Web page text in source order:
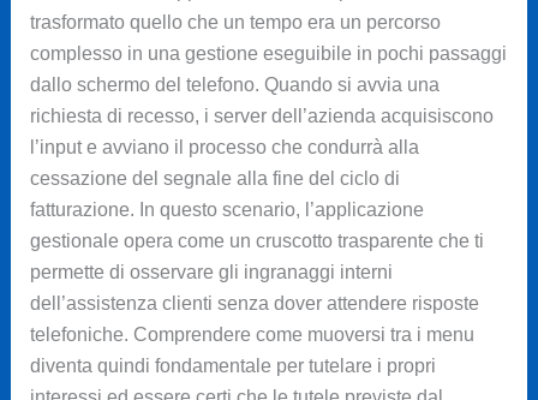
trasformato quello che un tempo era un percorso
complesso in una gestione eseguibile in pochi passaggi
dallo schermo del telefono. Quando si avvia una
richiesta di recesso, i server dell’azienda acquisiscono
l’input e avviano il processo che condurrà alla
cessazione del segnale alla fine del ciclo di
fatturazione. In questo scenario, l’applicazione
gestionale opera come un cruscotto trasparente che ti
permette di osservare gli ingranaggi interni
dell’assistenza clienti senza dover attendere risposte
telefoniche. Comprendere come muoversi tra i menu
diventa quindi fondamentale per tutelare i propri